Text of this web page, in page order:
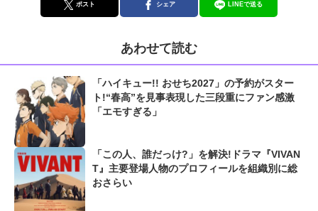
ポスト シェア LINEで送る
あわせて読む
「ハイキュー!! おせち2027」の予約がスター
ト!“春高”を見事表現した三段重にファン感激
「エモすぎる」
「この人、誰だっけ?」を解決!ドラマ『VIVAN
T』主要登場人物のプロフィールを組織別に総
おさらい